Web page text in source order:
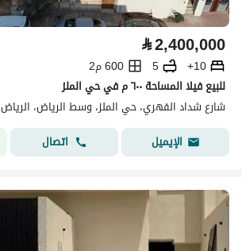
⃁2,400,000
10+
5
600 م2
للبيع فيلا المساحة ٦٠٠ م في حي الملز
شارع شداد الفهري، حي الملز، وسط الرياض، الرياض
الإيميل
اتصال